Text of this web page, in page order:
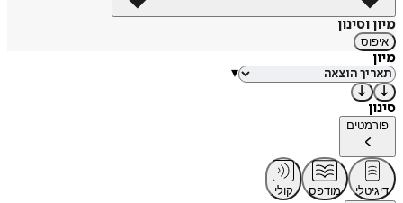
מיון וסינון
איפוס
מיון
▾
סינון
פורמטים
דיגיטלי מודפס קולי